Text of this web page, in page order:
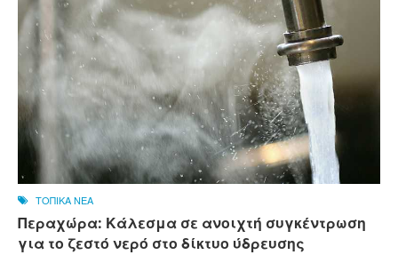
ΤΟΠΙΚΑ ΝΕΑ
Περαχώρα: Κάλεσμα σε ανοιχτή συγκέντρωση
για το ζεστό νερό στο δίκτυο ύδρευσης